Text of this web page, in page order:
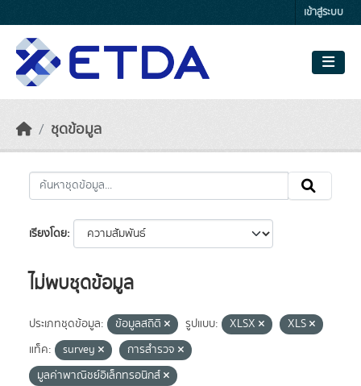
เข้าสู่ระบบ
ชุดข้อมูล
เรียงโดย
ไม่พบชุดข้อมูล
ประเภทชุดข้อมูล: ข้อมูลสถิติ รูปแบบ: XLSX
XLS
แท็ค:
survey
การสำรวจ
มูลค่าพาณิชย์อิเล็กทรอนิกส์